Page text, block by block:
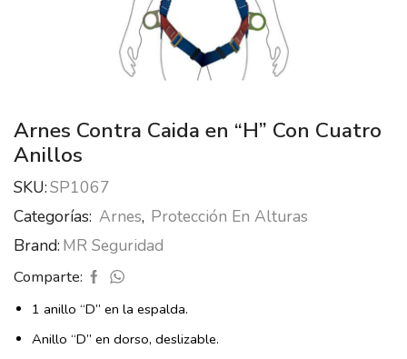
Arnes Contra Caida en “H” Con Cuatro
Anillos
SKU:SP1067
Categorías: Arnes, Protección En Alturas
Brand: MR Seguridad
Comparte:
1 anillo “D” en la espalda.
Anillo “D” en dorso, deslizable.